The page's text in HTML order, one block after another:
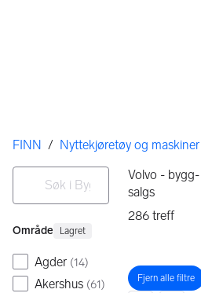
Her er du
FINN / Nyttekjøretøy og maskiner
Filtre
Søk i Bygg og anlegg
Område Lagret
Agder (14)
Akershus (61)
Volvo -
salgs
286treff
Fjern alle filtre
Fjern alle filtre